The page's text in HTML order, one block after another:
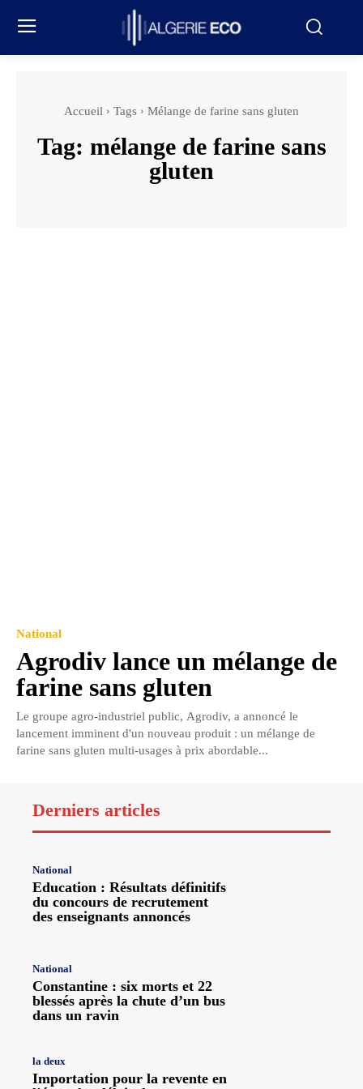
Accueil Tags Mélange de farine sans gluten
Tag: mélange de farine sans
gluten
National
Agrodiv lance un mélange de
farine sans gluten
Le groupe agro-industriel public, Agrodiv, a annoncé le
lancement imminent d'un nouveau produit : un mélange de
farine sans gluten multi-usages à prix abordable...
Derniers articles
National
Education : Résultats définitifs
du concours de recrutement
des enseignants annoncés
National
Constantine : six morts et 22
blessés après la chute d’un bus
dans un ravin
la deux
Importation pour la revente en